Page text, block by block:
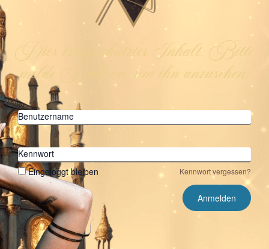
Dies ist geschützter Inhalt. Bitte
melde Dich an, um ihn anzusehen.
Benutzername
Kennwort
Eingeloggt bleiben
Kennwort vergessen?